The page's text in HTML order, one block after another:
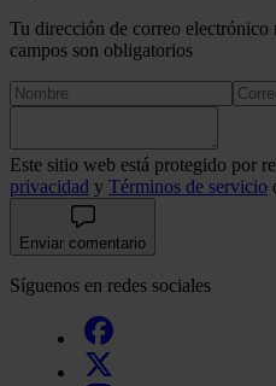
Tu dirección de correo electrónico
campos son obligatorios
Este sitio web está protegido por
privacidad y Términos de servicio
Enviar comentario
Síguenos en redes sociales